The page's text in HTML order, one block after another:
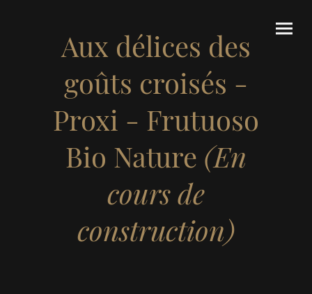
Aux délices des
goûts croisés -
Proxi - Frutuoso
Bio Nature (En
cours de
construction)